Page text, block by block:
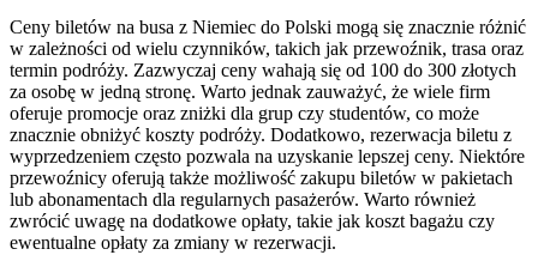
Ceny biletów na busa z Niemiec do Polski mogą się znacznie różnić
w zależności od wielu czynników, takich jak przewoźnik, trasa oraz
termin podróży. Zazwyczaj ceny wahają się od 100 do 300 złotych
za osobę w jedną stronę. Warto jednak zauważyć, że wiele firm
oferuje promocje oraz zniżki dla grup czy studentów, co może
znacznie obniżyć koszty podróży. Dodatkowo, rezerwacja biletu z
wyprzedzeniem często pozwala na uzyskanie lepszej ceny. Niektóre
przewoźnicy oferują także możliwość zakupu biletów w pakietach
lub abonamentach dla regularnych pasażerów. Warto również
zwrócić uwagę na dodatkowe opłaty, takie jak koszt bagażu czy
ewentualne opłaty za zmiany w rezerwacji.